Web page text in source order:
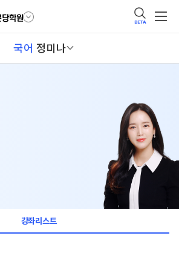
BETA
국어 정미나
강좌리스트